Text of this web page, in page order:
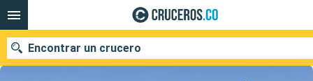
Encontrar un crucero